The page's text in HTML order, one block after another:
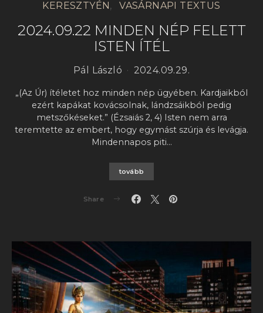
KERESZTYÉN VASÁRNAPI TEXTUS
2024.09.22 MINDEN NÉP FELETT
ISTEN ÍTÉL
Pál László 2024.09.29.
„(Az Úr) ítéletet hoz minden nép ügyében. Kardjaikból
ezért kapákat kovácsolnak, lándzsáikból pedig
metszőkéseket.” (Ézsaiás 2, 4) Isten nem arra
teremtette az embert, hogy egymást szúrja és levágja.
Mindennapos piti…
tovább
Share